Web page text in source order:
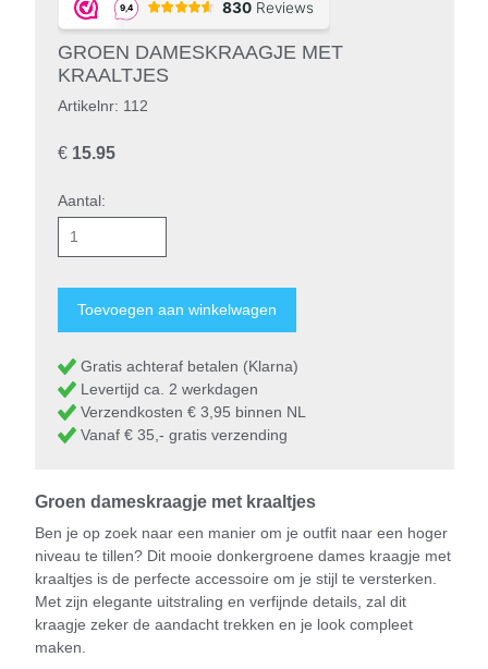
GROEN DAMESKRAAGJE MET
KRAALTJES
Artikelnr: 112
€ 15.95
Aantal:
Gratis achteraf betalen (Klarna)
Levertijd ca. 2 werkdagen
Verzendkosten € 3,95 binnen NL
Vanaf € 35,- gratis verzending
Groen dameskraagje met kraaltjes
Ben je op zoek naar een manier om je outfit naar een hoger
niveau te tillen? Dit mooie donkergroene dames kraagje met
kraaltjes is de perfecte accessoire om je stijl te versterken.
Met zijn elegante uitstraling en verfijnde details, zal dit
kraagje zeker de aandacht trekken en je look compleet
maken.